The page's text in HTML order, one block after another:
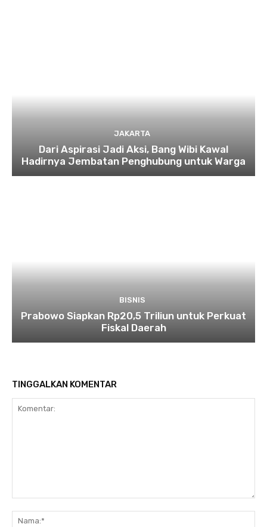
JAKARTA
Dari Aspirasi Jadi Aksi, Bang Wibi Kawal
Hadirnya Jembatan Penghubung untuk Warga
BISNIS
Prabowo Siapkan Rp20,5 Triliun untuk Perkuat
Fiskal Daerah
TINGGALKAN KOMENTAR